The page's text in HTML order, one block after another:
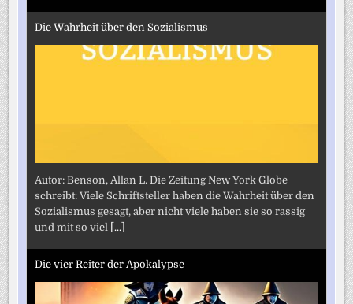
Die Wahrheit über den Sozialismus
Autor: Benson, Allan L. Die Zeitung New York Globe
schreibt: Viele Schriftsteller haben die Wahrheit über den
Sozialismus gesagt, aber nicht viele haben sie so rassig
und mit so viel [...]
Die vier Reiter der Apokalypse